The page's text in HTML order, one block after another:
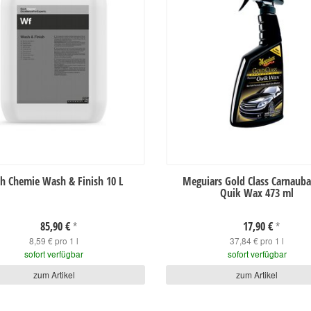
Chemie Wash & Finish 10 L
85,90 € *
8,59 € pro 1 l
sofort verfügbar
zum Artikel
Meguiars Gold Class
Quik Wax 473 ml
17,90 € *
37,84 € pro 1 l
sofort verfügbar
zum Artikel